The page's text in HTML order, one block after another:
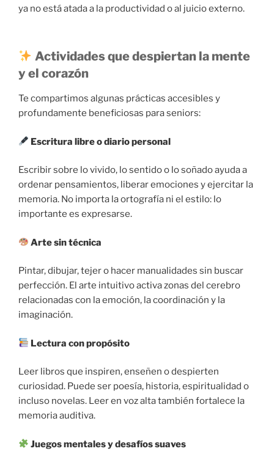
ya no está atada a la productividad o al juicio externo.
Actividades que despiertan la mente
y el corazón
Te compartimos algunas prácticas accesibles y
profundamente beneficiosas para seniors:
Escritura libre o diario personal
Escribir sobre lo vivido, lo sentido o lo soñado ayuda a
ordenar pensamientos, liberar emociones y ejercitar la
memoria. No importa la ortografía ni el estilo: lo
importante es expresarse.
Arte sin técnica
Pintar, dibujar, tejer o hacer manualidades sin buscar
perfección. El arte intuitivo activa zonas del cerebro
relacionadas con la emoción, la coordinación y la
imaginación.
Lectura con propósito
Leer libros que inspiren, enseñen o despierten
curiosidad. Puede ser poesía, historia, espiritualidad o
incluso novelas. Leer en voz alta también fortalece la
memoria auditiva.
Juegos mentales y desafíos suaves